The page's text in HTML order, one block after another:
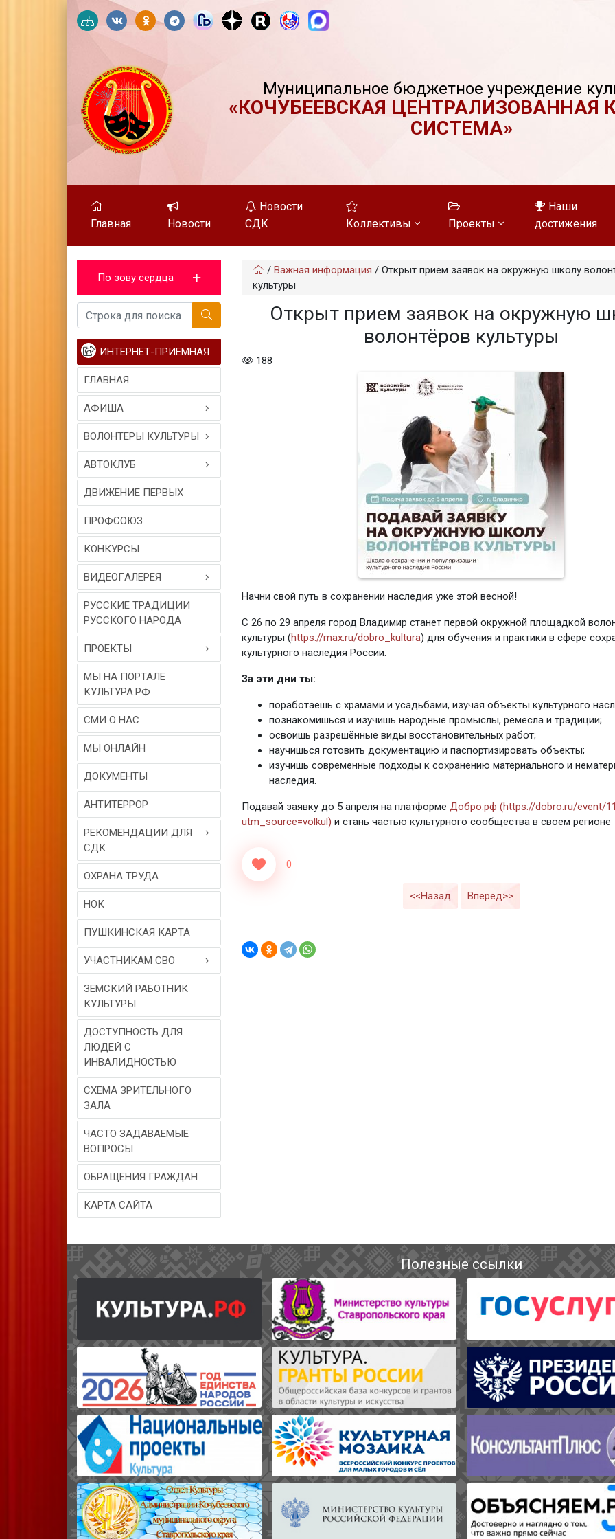
Муниципальное бюджетное учреждение
«КОЧУБЕЕВСКАЯ ЦЕНТРАЛИЗОВАННАЯ
СИСТЕМА»
Главная Новости
Новости
СДК
Коллективы Проекты
Наши
достижения
По зову сердца
ИНТЕРНЕТ-ПРИЕМНАЯ
ГЛАВНАЯ
АФИША
ВОЛОНТЕРЫ КУЛЬТУРЫ
АВТОКЛУБ
ДВИЖЕНИЕ ПЕРВЫХ
ПРОФСОЮЗ
КОНКУРСЫ
ВИДЕОГAЛЕРЕЯ
РУССКИЕ ТРАДИЦИИ
РУССКОГО НАРОДА
ПРОЕКТЫ
МЫ НА ПОРТАЛЕ
КУЛЬТУРА.РФ
СМИ О НАС
МЫ ОНЛАЙН
ДОКУМЕНТЫ
АНТИТЕРРОР
РЕКОМЕНДАЦИИ ДЛЯ
СДК
ОХРАНА ТРУДА
НОК
ПУШКИНСКАЯ КАРТА
УЧАСТНИКАМ СВО
ЗЕМСКИЙ РАБОТНИК
КУЛЬТУРЫ
ДОСТУПНОСТЬ ДЛЯ
ЛЮДЕЙ С
ИНВАЛИДНОСТЬЮ
СХЕМА ЗРИТЕЛЬНОГО
ЗАЛА
ЧАСТО ЗАДАВАЕМЫЕ
ВОПРОСЫ
ОБРАЩЕНИЯ ГРАЖДАН
КАРТА САЙТА
/ Важная информация / Открыт прием заявок на окружную школу
культуры
Открыт прием заявок на окружную
волонтёров культуры
188
Начни свой путь в сохранении наследия уже этой весной!
С 26 по 29 апреля город Владимир станет первой окружной площадкой
культуры (https://max.ru/dobro_kultura) для обучения и практики в сфере
культурного наследия России.
За эти дни ты:
поработаешь с храмами и усадьбами, изучая объекты культурного
познакомишься и изучишь народные промыслы, ремесла и традиции;
освоишь разрешённые виды восстановительных работ;
научишься готовить документацию и паспортизировать объекты;
изучишь современные подходы к сохранению материального и
наследия.
Подавай заявку до 5 апреля на платформе Добро.рф (https://dobro.ru/event/
utm_source=volkul) и стань частью культурного сообщества в своем регионе
0
<<Назад Вперед>>
Полезные ссылки